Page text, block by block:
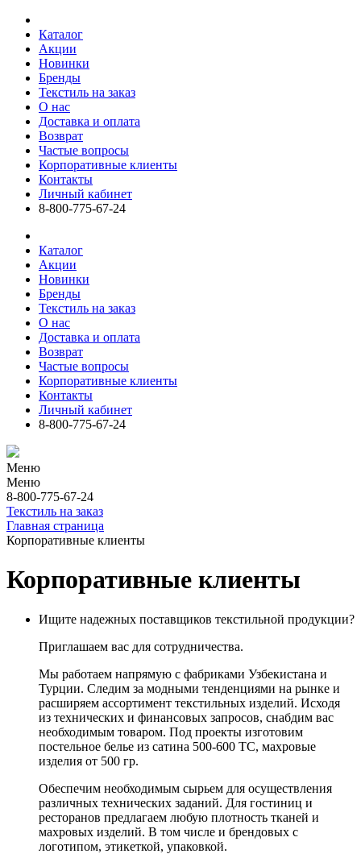
Каталог
Акции
Новинки
Бренды
Текстиль на заказ
О нас
Доставка и оплата
Возврат
Частые вопросы
Корпоративные клиенты
Контакты
Личный кабинет
8-800-775-67-24
Каталог
Акции
Новинки
Бренды
Текстиль на заказ
О нас
Доставка и оплата
Возврат
Частые вопросы
Корпоративные клиенты
Контакты
Личный кабинет
8-800-775-67-24
Меню
Меню
8-800-775-67-24
Текстиль на заказ
Главная страница
Корпоративные клиенты
Корпоративные клиенты
Ищите надежных поставщиков текстильной продукции?
Приглашаем вас для сотрудничества.
Мы работаем напрямую с фабриками Узбекистана и
Турции. Следим за модными тенденциями на рынке и
расширяем ассортимент текстильных изделий. Исходя
из технических и финансовых запросов, снабдим вас
необходимым товаром. Под проекты изготовим
постельное белье из сатина 500-600 ТС, махровые
изделия от 500 гр.
Обеспечим необходимым сырьем для осуществления
различных технических заданий. Для гостиниц и
ресторанов предлагаем любую плотность тканей и
махровых изделий. В том числе и брендовых с
логотипом, этикеткой, упаковкой.